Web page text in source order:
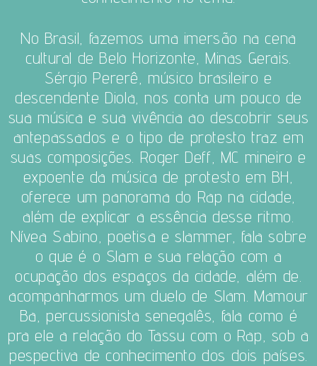
No Brasil, fazemos uma imersão na cena
cultural de Belo Horizonte, Minas Gerais.
Sérgio Pererê, músico brasileiro e
descendente Diola, nos conta um pouco de
sua música e sua vivência ao descobrir seus
antepassados e o tipo de protesto traz em
suas composições. Roger Deff, MC mineiro e
expoente da música de protesto em BH,
oferece um panorama do Rap na cidade,
além de explicar a essência desse ritmo.
Nívea Sabino, poetisa e slammer, fala sobre
o que é o Slam e sua relação com a
ocupação dos espaços da cidade, além de.
acompanharmos um duelo de Slam. Mamour
Ba, percussionista senegalês, fala como é
pra ele a relação do Tassu com o Rap, sob a
pespectiva de conhecimento dos dois países.